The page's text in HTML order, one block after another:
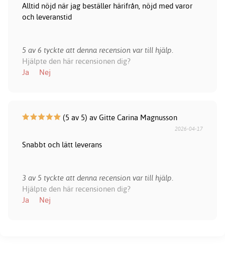
Alltid nöjd när jag beställer härifrån, nöjd med varor
och leveranstid
5 av 6 tyckte att denna recension var till hjälp.
Hjälpte den här recensionen dig?
Ja
Nej
(5 av 5) av Gitte Carina Magnusson
2026-04-17
Snabbt och lätt leverans
3 av 5 tyckte att denna recension var till hjälp.
Hjälpte den här recensionen dig?
Ja
Nej